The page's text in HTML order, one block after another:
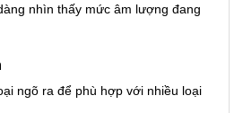
nhìn thấy mức âm lượng đang
ngõ ra để phù hợp với nhiều loại